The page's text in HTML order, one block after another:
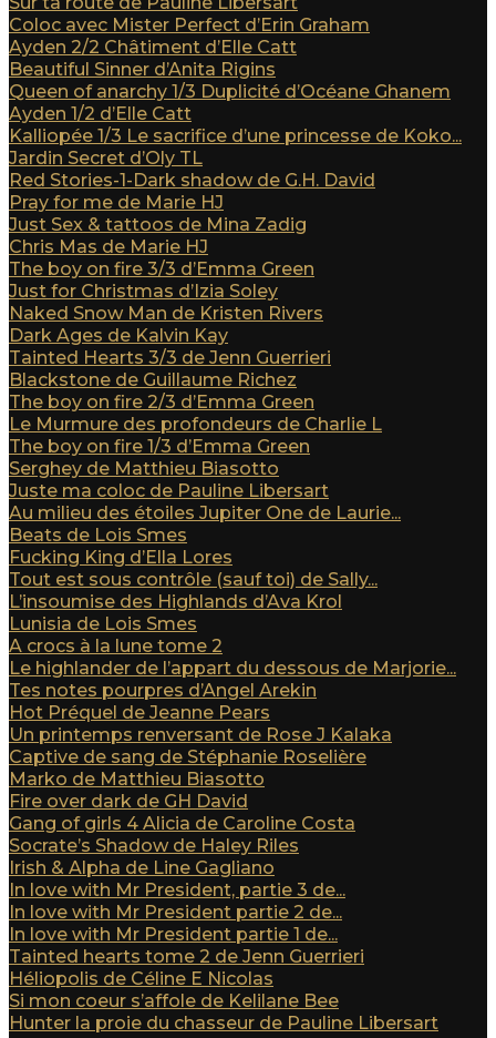
Coloc avec Mister Perfect d’Erin Graham
Ayden 2/2 Châtiment d’Elle Catt
Beautiful Sinner d’Anita Rigins
Queen of anarchy 1/3 Duplicité d’Océane Ghanem
Ayden 1/2 d’Elle Catt
Kalliopée 1/3 Le sacrifice d’une princesse de Koko...
Jardin Secret d’Oly TL
Red Stories-1-Dark shadow de G.H. David
Pray for me de Marie HJ
Just Sex & tattoos de Mina Zadig
Chris Mas de Marie HJ
The boy on fire 3/3 d’Emma Green
Just for Christmas d’Izia Soley
Naked Snow Man de Kristen Rivers
Dark Ages de Kalvin Kay
Tainted Hearts 3/3 de Jenn Guerrieri
Blackstone de Guillaume Richez
The boy on fire 2/3 d’Emma Green
Le Murmure des profondeurs de Charlie L
The boy on fire 1/3 d’Emma Green
Serghey de Matthieu Biasotto
Juste ma coloc de Pauline Libersart
Au milieu des étoiles Jupiter One de Laurie...
Beats de Lois Smes
Fucking King d’Ella Lores
Tout est sous contrôle (sauf toi) de Sally...
L’insoumise des Highlands d’Ava Krol
Lunisia de Lois Smes
A crocs à la lune tome 2
Le highlander de l’appart du dessous de Marjorie...
Tes notes pourpres d’Angel Arekin
Hot Préquel de Jeanne Pears
Un printemps renversant de Rose J Kalaka
Captive de sang de Stéphanie Roselière
Marko de Matthieu Biasotto
Fire over dark de GH David
Gang of girls 4 Alicia de Caroline Costa
Socrate’s Shadow de Haley Riles
Irish & Alpha de Line Gagliano
In love with Mr President, partie 3 de...
In love with Mr President partie 2 de...
In love with Mr President partie 1 de...
Tainted hearts tome 2 de Jenn Guerrieri
Héliopolis de Céline E Nicolas
Si mon coeur s’affole de Kelilane Bee
Hunter la proie du chasseur de Pauline Libersart